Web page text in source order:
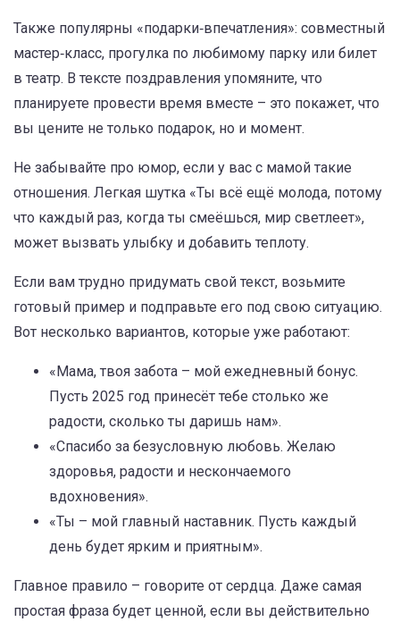
Также популярны «подарки‑впечатления»: совместный
мастер‑класс, прогулка по любимому парку или билет
в театр. В тексте поздравления упомяните, что
планируете провести время вместе – это покажет, что
вы цените не только подарок, но и момент.
Не забывайте про юмор, если у вас с мамой такие
отношения. Легкая шутка «Ты всё ещё молода, потому
что каждый раз, когда ты смеёшься, мир светлеет»,
может вызвать улыбку и добавить теплоту.
Если вам трудно придумать свой текст, возьмите
готовый пример и подправьте его под свою ситуацию.
Вот несколько вариантов, которые уже работают:
«Мама, твоя забота – мой ежедневный бонус.
Пусть 2025 год принесёт тебе столько же
радости, сколько ты даришь нам».
«Спасибо за безусловную любовь. Желаю
здоровья, радости и нескончаемого
вдохновения».
«Ты – мой главный наставник. Пусть каждый
день будет ярким и приятным».
Главное правило – говорите от сердца. Даже самая
простая фраза будет ценной, если вы действительно